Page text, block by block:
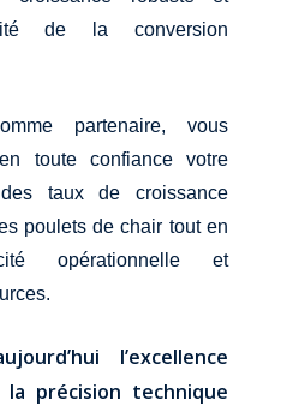
de la conversion
partenaire, vous
toute confiance votre
des taux de croissance
poulets de chair tout en
opérationnelle et
l’excellence
précision technique